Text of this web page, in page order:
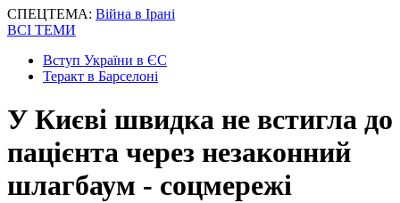
СПЕЦТЕМА: Війна в Ірані
ВСІ ТЕМИ
Вступ України в ЄС
Теракт в Барселоні
У Києві швидка не встигла до
пацієнта через незаконний
шлагбаум - соцмережі